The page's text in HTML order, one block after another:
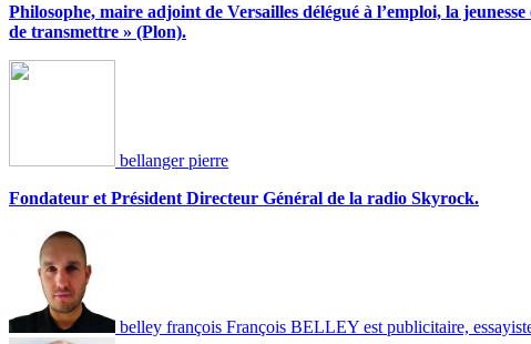
Philosophe, maire adjoint de Versailles délégué à l’emploi, la
de transmettre » (Plon).
bellanger pierre
Fondateur et Président Directeur Général de la radio Skyrock.
belley françois François BELLEY est publicitaire,